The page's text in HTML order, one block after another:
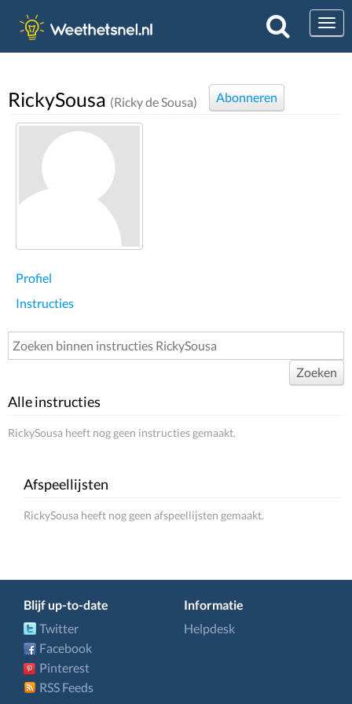
RickySousa (Ricky de Sousa) Abonneren
Profiel
Instructies
Zoeken
Alle instructies
RickySousa heeft nog geen instructies gemaakt.
Afspeellijsten
RickySousa heeft nog geen afspeellijsten gemaakt.
Blijf up-to-date
Twitter
Facebook
Pinterest
RSS Feeds
Informatie
Helpdesk